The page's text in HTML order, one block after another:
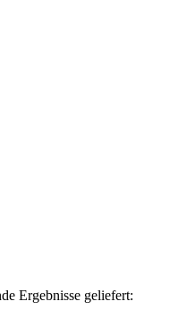
Ergebnisse geliefert: